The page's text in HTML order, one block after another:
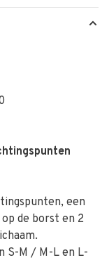
een
de borst en 2
S-M / M-L en L-